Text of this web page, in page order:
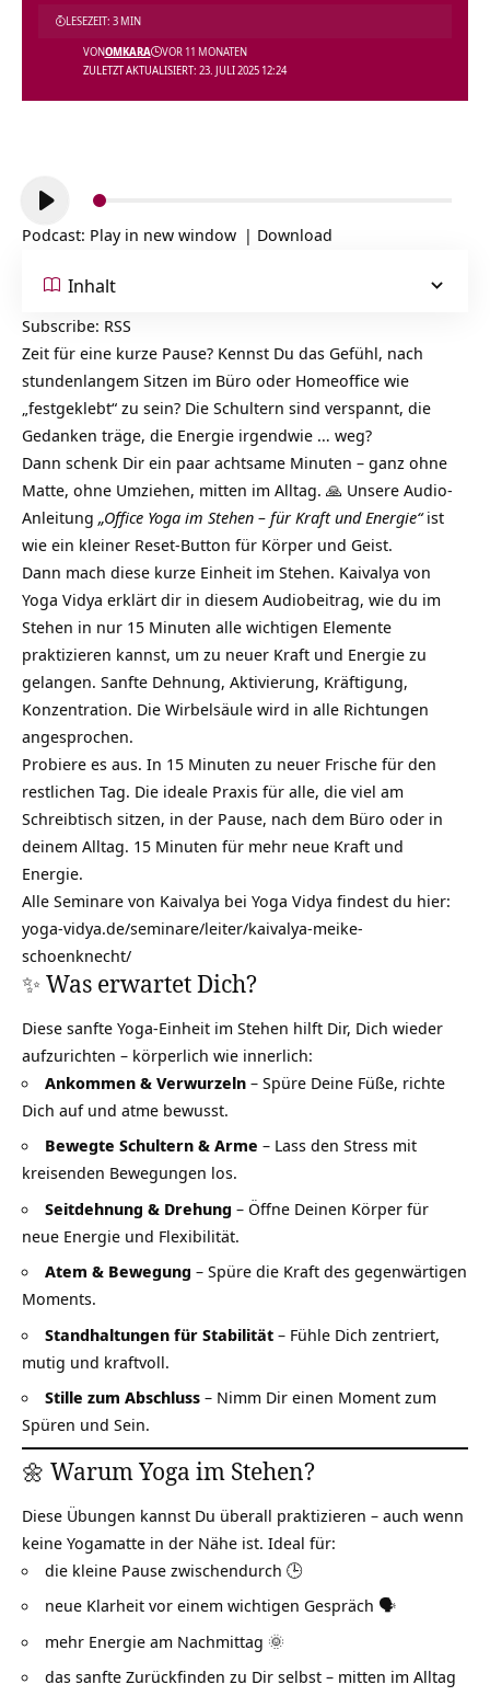
ZULETZT AKTUALISIERT: 23. JULI 2025 12:24
VONOMKARA VOR 11 MONATEN
LESEZEIT: 3 MIN
Audio-
Player
Podcast: Play in new window | Download
Inhalt
Subscribe: RSS
Zeit für eine kurze Pause? Kennst Du das Gefühl, nach
stundenlangem Sitzen im Büro oder Homeoffice wie
„festgeklebt“ zu sein? Die Schultern sind verspannt, die
Gedanken träge, die Energie irgendwie … weg?
Dann schenk Dir ein paar achtsame Minuten – ganz ohne
Matte, ohne Umziehen, mitten im Alltag. 🙏 Unsere Audio-
Anleitung „Office Yoga im Stehen – für Kraft und Energie“ist
wie ein kleiner Reset-Button für Körper und Geist.
Dann mach diese kurze Einheit im Stehen. Kaivalya von
Yoga Vidya erklärt dir in diesem Audiobeitrag, wie du im
Stehen in nur 15 Minuten alle wichtigen Elemente
praktizieren kannst, um zu neuer Kraft und Energie zu
gelangen. Sanfte Dehnung, Aktivierung, Kräftigung,
Konzentration. Die Wirbelsäule wird in alle Richtungen
angesprochen.
Probiere es aus. In 15 Minuten zu neuer Frische für den
restlichen Tag. Die ideale Praxis für alle, die viel am
Schreibtisch sitzen, in der Pause, nach dem Büro oder in
deinem Alltag. 15 Minuten für mehr neue Kraft und
Energie.
Alle Seminare von Kaivalya bei Yoga Vidya findest du hier:
yoga-vidya.de/seminare/leiter/kaivalya-meike-
schoenknecht/
✨ Was erwartet Dich?
Diese sanfte Yoga-Einheit im Stehen hilft Dir, Dich wieder
aufzurichten – körperlich wie innerlich:
Ankommen & Verwurzeln – Spüre Deine Füße, richte
Dich auf und atme bewusst.
Bewegte Schultern & Arme – Lass den Stress mit
kreisenden Bewegungen los.
Seitdehnung & Drehung – Öffne Deinen Körper für
neue Energie und Flexibilität.
Atem & Bewegung – Spüre die Kraft des gegenwärtigen
Moments.
Standhaltungen für Stabilität – Fühle Dich zentriert,
mutig und kraftvoll.
Stille zum Abschluss – Nimm Dir einen Moment zum
Spüren und Sein.
🌼 Warum Yoga im Stehen?
Diese Übungen kannst Du überall praktizieren – auch wenn
keine Yogamatte in der Nähe ist. Ideal für:
die kleine Pause zwischendurch 🕒
neue Klarheit vor einem wichtigen Gespräch 🗣️
mehr Energie am Nachmittag 🌞
das sanfte Zurückfinden zu Dir selbst – mitten im Alltag